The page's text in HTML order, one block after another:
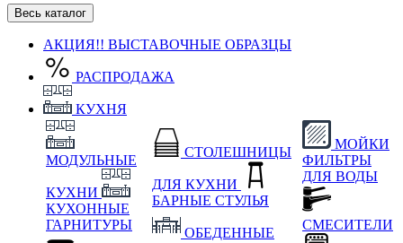
Весь каталог
АКЦИЯ!! ВЫСТАВОЧНЫЕ ОБРАЗЦЫ
РАСПРОДАЖА
КУХНЯ
МОДУЛЬНЫЕ
КУХНИ
КУХОННЫЕ
ГАРНИТУРЫ
СТОЛЕШНИЦЫ
ДЛЯ КУХНИ
БАРНЫЕ СТУЛЬЯ
ОБЕДЕННЫЕ
МОЙКИ
ФИЛЬТРЫ
ДЛЯ ВОДЫ
СМЕСИТЕЛИ